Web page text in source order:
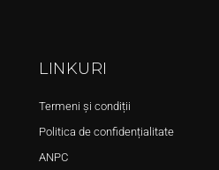
LINKURI
Termeni și condiții
Politica de confidențialitate
ANPC